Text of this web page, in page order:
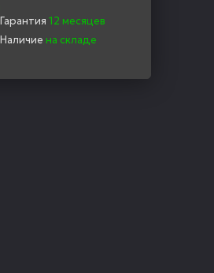
Гарантия 12 месяцев
Наличие на складе